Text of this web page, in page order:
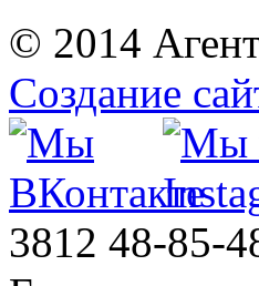
© 2014
Создание
3812 48-85-